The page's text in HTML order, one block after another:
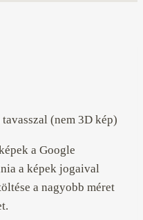
a Google
a képek jogaival
a nagyobb méret